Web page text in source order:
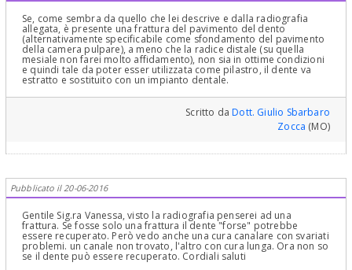
oro-ceramica o zirconio -porcellana, chiuda su una spalla ed un
eventuale chamfer (smusso) preparata sul tessuto del dente e non
su quello artificiale del perno-moncone che non garantirebbe il
"sigillo" e quindi la "Qualità" della Protesi! Questo lo si fa con una
chirurgia parodontale con gengivectomia in presenza di sufficiente
banda di gengiva aderente o con un lembo mucoperiosteo a
riposizionamento apicale ed osteotomia osteoplastica, se in
presenza di banda insufficiente di gengiva aderente o di
profondità di fornice. Ovviamente il perno moncone dovrebbe
essere modellato con una "preparazione" cosiddetta Differenziata
con approffondimento del Barrelling-in, cosa che pochi protesisti
sanno fare, purtroppo :),le lascio una foto di un molare superiore
in cui è stata estratta la radice vestibolo distale , che sono state
osseo a più pareti complesso)! Dopo aver fatto una adeguata
Diagnosi e piano di cura! Penso di avere risposto alla sua
domanda! Cari Saluti ed in Bocca al "Lupo", ne ha bisogno :)
Se, come sembra da quello che lei descrive e dalla radiografia
allegata, è presente una frattura del pavimento del dento
(alternativamente specificabile come sfondamento del pavimento
della camera pulpare), a meno che la radice distale (su quella
mesiale non farei molto affidamento), non sia in ottime condizioni
e quindi tale da poter esser utilizzata come pilastro, il dente va
estratto e sostituito con un impianto dentale.
Scritto daDott. Giulio Sbarbaro
Zocca (MO)
Pubblicato il 20-06-2016
Gentile Sig.ra Vanessa, visto la radiografia penserei ad una
frattura. Se fosse solo una frattura il dente "forse" potrebbe
essere recuperato. Però vedo anche una cura canalare con svariati
problemi. un canale non trovato, l'altro con cura lunga. Ora non so
se il dente può essere recuperato. Cordiali saluti